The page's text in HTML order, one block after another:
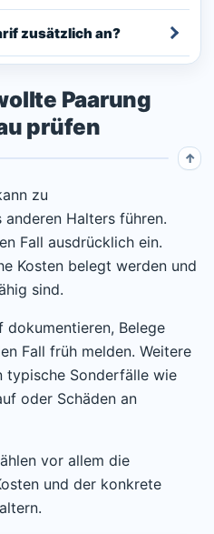
zusätzlich an?
Paarung
prüfen
zu
Halters führen.
Fall ausdrücklich ein.
Kosten belegt werden und
sind.
dokumentieren, Belege
Fall früh melden. Weitere
typische Sonderfälle wie
oder Schäden an
vor allem die
und der konkrete